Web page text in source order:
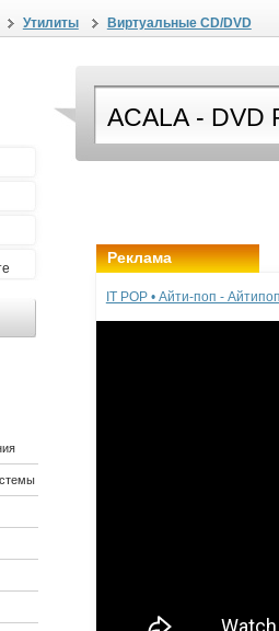
Утилиты Виртуальные CD/DVD
Реклама
IT POP • Айти-поп -